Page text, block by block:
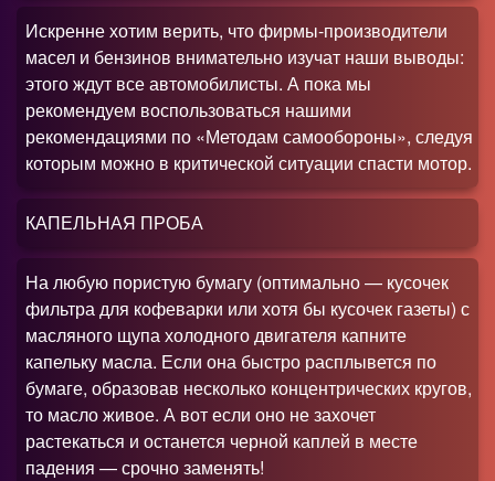
Искренне хотим верить, что фирмы-производители
масел и бензинов внимательно изучат наши выводы:
этого ждут все автомобилисты. А пока мы
рекомендуем воспользоваться нашими
рекомендациями по «Методам самообороны», следуя
которым можно в критической ситуации спасти мотор.
КАПЕЛЬНАЯ ПРОБА
На любую пористую бумагу (оптимально — кусочек
фильтра для кофеварки или хотя бы кусочек газеты) с
масляного щупа холодного двигателя капните
капельку масла. Если она быстро расплывется по
бумаге, образовав несколько концентрических кругов,
то масло живое. А вот если оно не захочет
растекаться и останется черной каплей в месте
падения — срочно заменять!